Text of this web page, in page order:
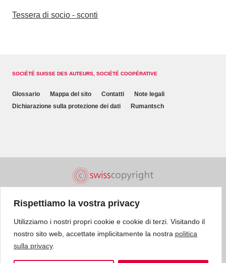
Rispettiamo la vostra privacy
Utilizziamo i nostri propri cookie e cookie di terzi. Visitando il
nostro sito web, accettate implicitamente la nostra politica
sulla privacy.
Tessera di socio - sconti
SOCIÉTÉ SUISSE DES AUTEURS, SOCIÉTÉ COOPÉRATIVE
Glossario Mappa del sito Contatti
Note legali
Dichiarazione sulla protezione dei dati
Rumantsch